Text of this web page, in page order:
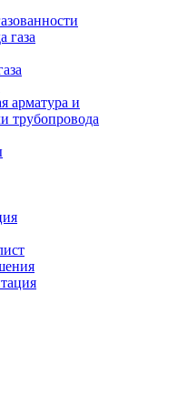
газа
арматура и
трубопровода